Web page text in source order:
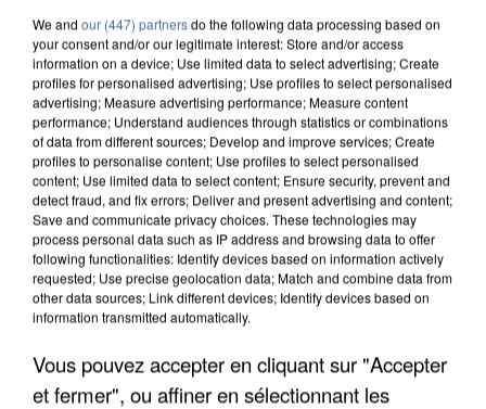
UNE TOURISTE DE L’OISE EMPORTÉE PAR UNE
COULÉE DE BOUE EN HAUTE-SAVOIE
We and our (447) partnersdo the following data processing based on
your consent and/or our legitimate interest: Store and/or access
information on a device; Use limited data to select advertising; Create
profiles for personalised advertising; Use profiles to select personalised
advertising; Measure advertising performance; Measure content
performance; Understand audiences through statistics or combinations
of data from different sources; Develop and improve services; Create
profiles to personalise content; Use profiles to select personalised
content; Use limited data to select content; Ensure security, prevent and
detect fraud, and fix errors; Deliver and present advertising and content;
Save and communicate privacy choices. These technologies may
process personal data such as IP address and browsing data to offer
following functionalities: Identify devices based on information actively
requested; Use precise geolocation data; Match and combine data from
other data sources; Link different devices; Identify devices based on
information transmitted automatically.
Vous pouvez accepter en cliquant sur "Accepter
et fermer", ou affiner en sélectionnant les